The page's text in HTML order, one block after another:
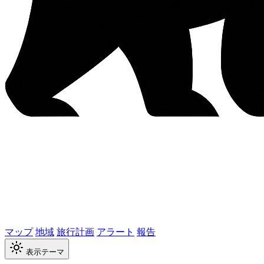
マップ地域旅行計画 アラート 報告
表示テーマ